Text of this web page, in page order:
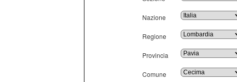
Nazione
Regione
Provincia
Comune